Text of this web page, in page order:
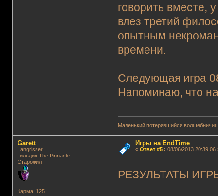
говорить вместе,
влез третий
опытным
времени.
Следующая игра
Напоминаю, что
Маленький потерявшийся
Garett
Langrisser
Гильдия The Pinnacle
Старожил
Карма: 125
Игры на EndTime
« Ответ #5: 08/06/2013 20:39:06
РЕЗУЛЬТАТЫ